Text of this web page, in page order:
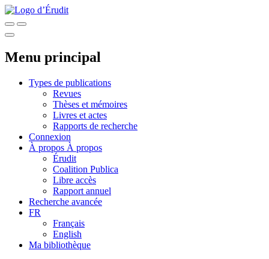
Menu principal
Types de publications
Revues
Thèses et mémoires
Livres et actes
Rapports de recherche
Connexion
À propos À propos
Érudit
Coalition Publica
Libre accès
Rapport annuel
Recherche avancée
FR
Français
English
Ma bibliothèque